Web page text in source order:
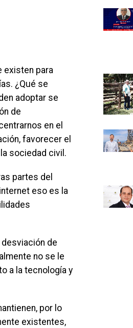
existen para
¿Qué se
adoptar se
de
en el
favorecer el
sociedad civil.
partes del
eso es la
de
no se le
a la tecnología y
por lo
existentes,